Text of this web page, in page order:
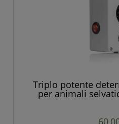
Triplo potente
per animali